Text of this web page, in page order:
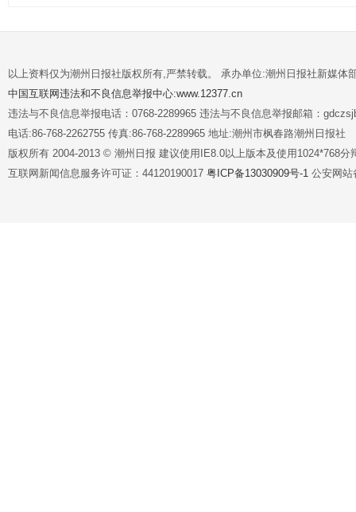
以上资料仅为潮州日报社版权所有,严禁转载。 承办单位:潮州日报社新媒体
中国互联网违法和不良信息举报中心:www.12377.cn
违法与不良信息举报电话：0768-2289965 违法与不良信息举报邮箱：
电话:86-768-2262755 传真:86-768-2289965 地址:潮州市枫春路潮州日报社
版权所有 2004-2013 © 潮州日报 建议使用IE8.0以上版本及使用1024*768分
互联网新闻信息服务许可证：44120190017 粤ICP备13030909号-1 公安网站